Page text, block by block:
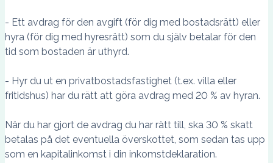
- Ett avdrag för den avgift (för dig med bostadsrätt) eller
hyra (för dig med hyresrätt) som du själv betalar för den
tid som bostaden är uthyrd.
- Hyr du ut en privatbostadsfastighet (t.ex. villa eller
fritidshus) har du rätt att göra avdrag med 20 % av hyran.
När du har gjort de avdrag du har rätt till, ska 30 % skatt
betalas på det eventuella överskottet, som sedan tas upp
som en kapitalinkomst i din inkomstdeklaration.